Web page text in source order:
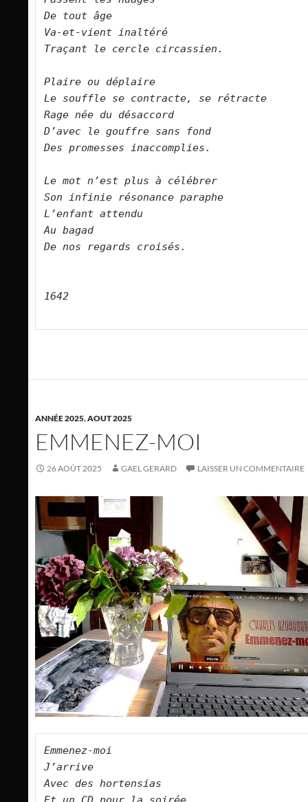
De tout âge
Va-et-vient inaltéré
Traçant le cercle circassien.
Plaire ou déplaire
Le souffle se contracte, se rétracte
Rage née du désaccord
D’avec le gouffre sans fond
Des promesses inaccomplies.
Le mot n’est plus à célébrer
Son infinie résonance paraphe
L’enfant attendu
Au bagad
De nos regards croisés.
1642
ANNÉE 2025,AOUT 2025
EMMENEZ-MOI
26 AOÛT 2025 GAEL GERARD LAISSER UN COMMENTAIRE
Emmenez-moi
J’arrive
Avec des hortensias